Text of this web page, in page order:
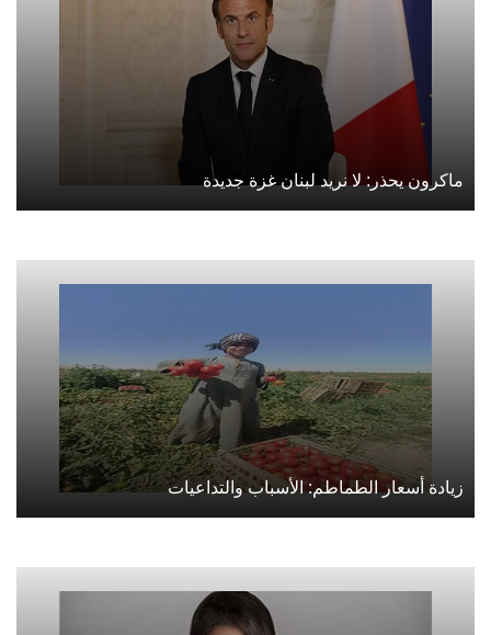
ماكرون يحذر: لا نريد لبنان غزة جديدة
زيادة أسعار الطماطم: الأسباب والتداعيات